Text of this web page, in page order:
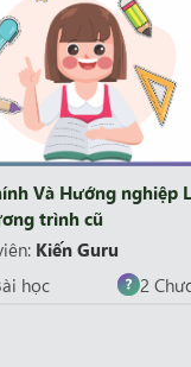
Và Hướng nghiệp
trình cũ
Kiến Guru
học
2